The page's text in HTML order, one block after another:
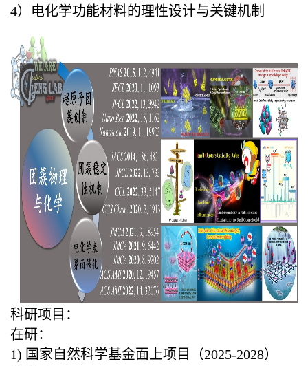
4）电化学功能材料的理性设计与关键机制
科研项目：
在研：
1) 国家自然科学基金面上项目（2025-2028）